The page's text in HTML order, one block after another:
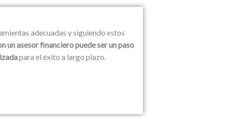
adecuadas y siguiendo estos
un asesor financiero puede ser un paso
para el éxito a largo plazo.